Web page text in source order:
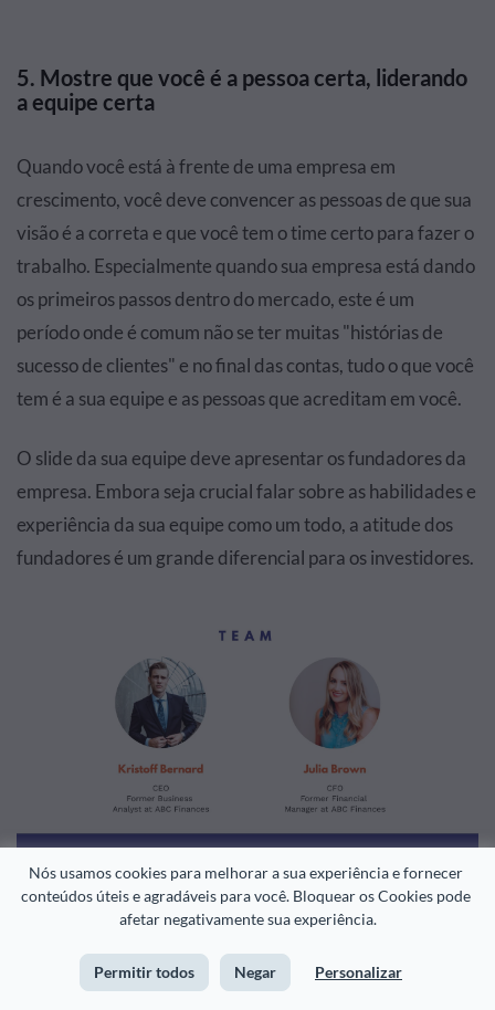
Nós usamos cookies para melhorar a sua experiência e fornecer
conteúdos úteis e agradáveis para você. Bloquear os Cookies pode
afetar negativamente sua experiência.
Permitir todos Negar Personalizar
5. Mostre que você é a pessoa certa, liderando
a equipe certa
Quando você está à frente de uma empresa em
crescimento, você deve convencer as pessoas de que sua
visão é a correta e que você tem o time certo para fazer o
trabalho. Especialmente quando sua empresa está dando
os primeiros passos dentro do mercado, este é um
período onde é comum não se ter muitas "histórias de
sucesso de clientes" e no final das contas, tudo o que você
tem é a sua equipe e as pessoas que acreditam em você.
O slide da sua equipe deve apresentar os fundadores da
empresa. Embora seja crucial falar sobre as habilidades e
experiência da sua equipe como um todo, a atitude dos
fundadores é um grande diferencial para os investidores.
Personalize este modelo e deixe ele com a sua
cara!